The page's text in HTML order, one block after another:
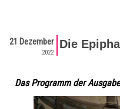
21 Dezember
2022
Die
Das Programm der